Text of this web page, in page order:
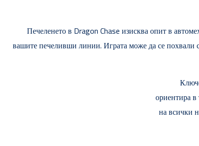
Печеленето в Dragon Chase изисква опит в
вашите печеливши линии. Играта може да се похвали
ориентира
на всички